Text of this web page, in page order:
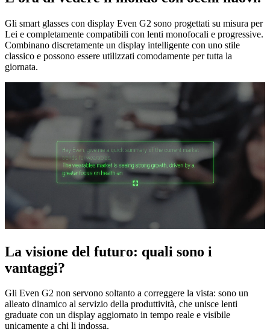
Gli smart glasses con display Even G2 sono progettati su misura per
Lei e completamente compatibili con lenti monofocali e progressive.
Combinano discretamente un display intelligente con uno stile
classico e possono essere utilizzati comodamente per tutta la
giornata.
La visione del futuro: quali sono i
vantaggi?
Gli Even G2 non servono soltanto a correggere la vista: sono un
alleato dinamico al servizio della produttività, che unisce lenti
graduate con un display aggiornato in tempo reale e visibile
unicamente a chi li indossa.